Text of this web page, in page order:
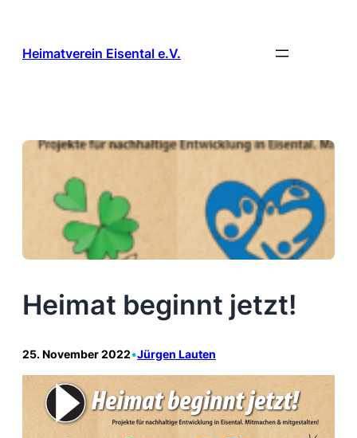
springen
Heimatverein Eisental e.V.
Heimat beginnt jetzt!
25. November 2022•Jürgen Lauten